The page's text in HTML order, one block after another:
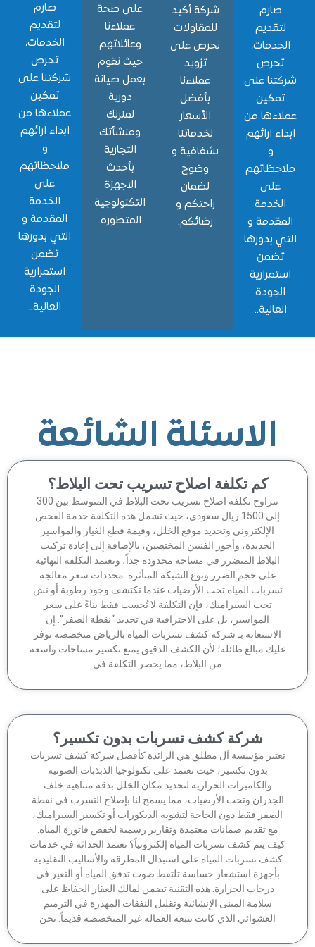
على
من
ارائهم
و
بدورها
شركة أكيد
للمقاولات
نحرص على
عملاءنا
الأسعار
لخدماتنا
بشفافية و
راحتكم و
رضائكم.
على صحة
وعائلاتهم
حيث نقوم
بعمل صيانة
ومنشأتك
التجارية
التكنولوجية
المتطوره.
الخدمات،
شركتنا على
عملاءها من
ابداء ارائهم
ملاحظاتهم
الخدمة
المقدمة و
التي بدورها
استمرارية
الاسئلة الشائعة
كم تكلفة اصلاح تسريب تحت البلاط؟
تتراوح تكلفة اصلاح تسريب تحت البلاط في المتوسط بين 300
إلى 1500 ريال سعودي، حيث تشمل هذه التكلفة خدمة الفحص
الإلكتروني وتحديد موقع الخلل، وقيمة قطع الغيار والمواسير
الجديدة، وأجور الفنيين المختصين، بالإضافة إلى إعادة تركيب
البلاط المتضرر في مساحة محدودة جداً، وتعتمد التكلفة النهائية
على حجم الضرر ونوع الشبكة المتأثرة. محددات سعر معالجة
المياه تحت الأرضيات عندما تكتشف وجود رطوبة أو نش
تحت السيراميك، فإن التكلفة لا تُحسب فقط بناءً على سعر
المواسير، بل على الاحترافية في تحديد “نقطة الصفر”. إن
بـ شركة كشف تسربات المياه بالرياض متخصصة توفر
مبالغ طائلة؛ لأن الكشف الدقيق يمنع تكسير مساحات واسعة
من البلاط، مما يحصر التكلفة في
شركة كشف تسربات بدون تكسير؟
مؤسسة آل مطلق هي الرائدة كأفضل شركة كشف تسربات
بدون تكسير، حيث نعتمد على تكنولوجيا الذبذبات الصوتية
والكاميرات الحرارية لتحديد مكان الخلل بدقة متناهية خلف
وتحت الأرضيات، مما يسمح لنا بإصلاح التسرب في نقطة
فقط دون الحاجة لتشويه الديكورات أو تكسير السيراميك،
مع تقديم ضمانات معتمدة وتقارير رسمية لخفض فاتورة المياه.
يتم كشف تسربات المياه إلكترونياً؟ تعتمد الحداثة في خدمات
تسربات المياه على استبدال المطرقة والأساليب التقليدية
بأجهزة استشعار حساسة تلتقط صوت تدفق المياه أو التغير في
درجات الحرارة. هذه التقنية تضمن لمالك العقار الحفاظ على
سلامة المبنى الإنشائية وتقليل النفقات المهدرة في الترميم
العشوائي الذي كانت تتبعه العمالة غير المتخصصة قديماً. نحن